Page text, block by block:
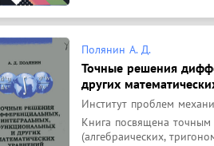
Полянин А. Д.
Точные решения
других
Институт проблем
Книга посвящена
(алгебраических,